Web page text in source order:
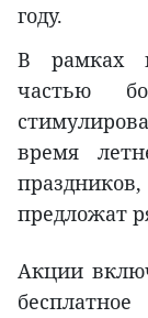
году.
В рамках
частью
время
предложат
Акции